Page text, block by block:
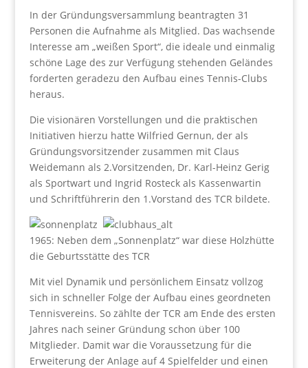
In der Gründungsversammlung beantragten 31
Personen die Aufnahme als Mitglied. Das wachsende
Interesse am „weißen Sport“, die ideale und einmalig
schöne Lage des zur Verfügung stehenden Geländes
forderten geradezu den Aufbau eines Tennis-Clubs
heraus.
Die visionären Vorstellungen und die praktischen
Initiativen hierzu hatte Wilfried Gernun, der als
Gründungsvorsitzender zusammen mit Claus
Weidemann als 2.Vorsitzenden, Dr. Karl-Heinz Gerig
als Sportwart und Ingrid Rosteck als Kassenwartin
und Schriftführerin den 1.Vorstand des TCR bildete.
1965: Neben dem „Sonnenplatz“ war diese Holzhütte
die Geburtsstätte des TCR
Mit viel Dynamik und persönlichem Einsatz vollzog
sich in schneller Folge der Aufbau eines geordneten
Tennisvereins. So zählte der TCR am Ende des ersten
Jahres nach seiner Gründung schon über 100
Mitglieder. Damit war die Voraussetzung für die
Erweiterung der Anlage auf 4 Spielfelder und einen